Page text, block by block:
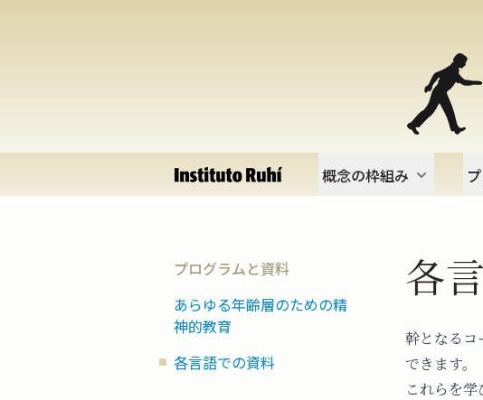
概念の枠組み
プログラムと資料
あらゆる年齢層のための精
神的教育
各言語での資料
各
幹となるコ
できます。
これらを